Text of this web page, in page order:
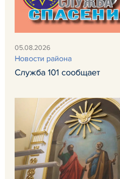
05.08.2026
Новости района
Служба 101 сообщает